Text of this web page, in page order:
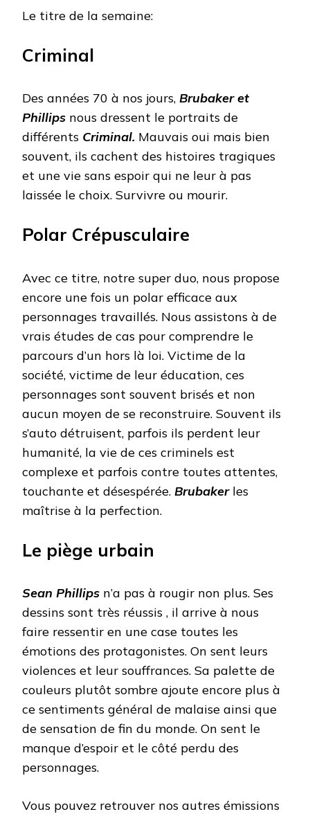
Le titre de la semaine:
Criminal
Des années 70 à nos jours, Brubaker et
Phillips nous dressent le portraits de
différents Criminal. Mauvais oui mais bien
souvent, ils cachent des histoires tragiques
et une vie sans espoir qui ne leur à pas
laissée le choix. Survivre ou mourir.
Polar Crépusculaire
Avec ce titre, notre super duo, nous propose
encore une fois un polar efficace aux
personnages travaillés. Nous assistons à de
vrais études de cas pour comprendre le
parcours d’un hors là loi. Victime de la
société, victime de leur éducation, ces
personnages sont souvent brisés et non
aucun moyen de se reconstruire. Souvent ils
s’auto détruisent, parfois ils perdent leur
humanité, la vie de ces criminels est
complexe et parfois contre toutes attentes,
touchante et désespérée. Brubaker les
maîtrise à la perfection.
Le piège urbain
Sean Phillips n’a pas à rougir non plus. Ses
dessins sont très réussis , il arrive à nous
faire ressentir en une case toutes les
émotions des protagonistes. On sent leurs
violences et leur souffrances. Sa palette de
couleurs plutôt sombre ajoute encore plus à
ce sentiments général de malaise ainsi que
de sensation de fin du monde. On sent le
manque d’espoir et le côté perdu des
personnages.
Vous pouvez retrouver nos autres émissions